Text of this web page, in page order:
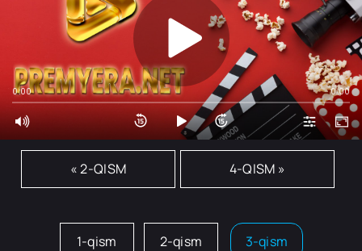
0:00 0:00
« 2-QISM 4-QISM »
1-qism 2-qism 3-qism